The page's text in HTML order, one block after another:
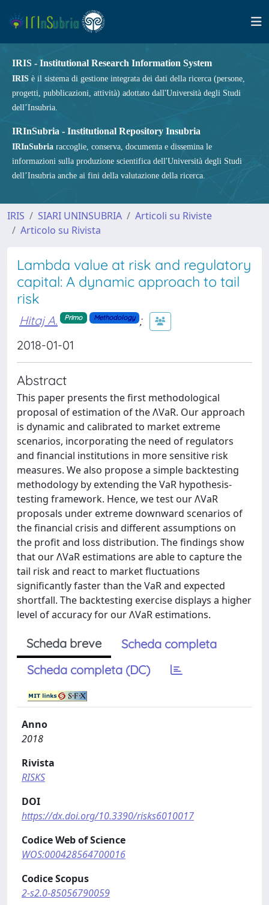
IRIS - Institutional Research Information System
IRIS è il sistema di gestione integrata dei dati della ricerca (persone,
progetti, pubblicazioni, attività) adottato dall'Università degli Studi
dell’Insubria.
IRInSubria - Institutional Repository Insubria
IRInSubria raccoglie, conserva, documenta e dissemina le
informazioni sulla produzione scientifica dell'Università degli Studi
dell’Insubria anche ai fini della valutazione della ricerca.
IRIS SIARI UNINSUBRIA
Articoli su Riviste
Articolo su Rivista
Lambda value at risk and regulatory
capital: A dynamic approach to tail
risk
Hitaj A. Primo Methodology
;
2018-01-01
Abstract
This paper presents the first methodological
proposal of estimation of the ΛVaR. Our approach
is dynamic and calibrated to market extreme
scenarios, incorporating the need of regulators
and financial institutions in more sensitive risk
measures. We also propose a simple backtesting
methodology by extending the VaR hypothesis-
testing framework. Hence, we test our ΛVaR
proposals under extreme downward scenarios of
the financial crisis and different assumptions on
the profit and loss distribution. The findings show
that our ΛVaR estimations are able to capture the
tail risk and react to market fluctuations
significantly faster than the VaR and expected
shortfall. The backtesting exercise displays a higher
level of accuracy for our ΛVaR estimations.
Scheda breve
Scheda completa
Scheda completa (DC)
Anno
2018
Rivista
RISKS
DOI
https://dx.doi.org/10.3390/risks6010017
Codice Web of Science
WOS:000428564700016
Codice Scopus
2-s2.0-85056790059